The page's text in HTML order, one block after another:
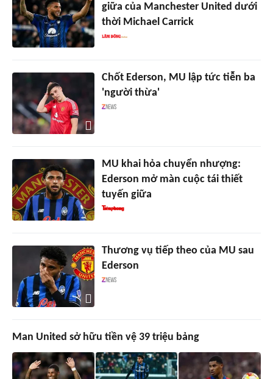
giữa của Manchester United dưới
thời Michael Carrick
Chốt Ederson, MU lập tức tiễn ba
'người thừa'
MU khai hỏa chuyển nhượng:
Ederson mở màn cuộc tái thiết
tuyến giữa
Thương vụ tiếp theo của MU sau
Ederson
Man United sở hữu tiền vệ 39 triệu bảng